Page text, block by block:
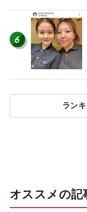
6
ラン
オススメの記